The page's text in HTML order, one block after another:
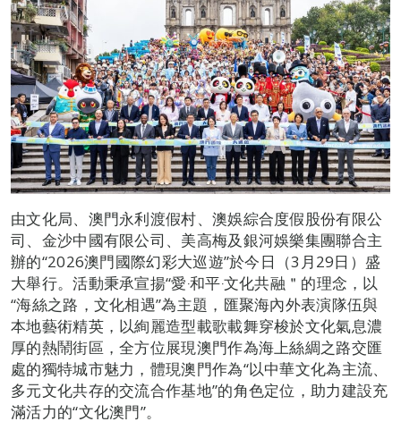
由文化局、澳門永利渡假村、澳娛綜合度假股份有限公
司、金沙中國有限公司、美高梅及銀河娛樂集團聯合主
辦的“2026澳門國際幻彩大巡遊”於今日（3月29日）盛
大舉行。活動秉承宣揚“愛‧和平‧文化共融＂的理念，以
“海絲之路，文化相遇”為主題，匯聚海內外表演隊伍與
本地藝術精英，以絢麗造型載歌載舞穿梭於文化氣息濃
厚的熱鬧街區，全方位展現澳門作為海上絲綢之路交匯
處的獨特城市魅力，體現澳門作為“以中華文化為主流、
多元文化共存的交流合作基地”的角色定位，助力建設充
滿活力的“文化澳門”。